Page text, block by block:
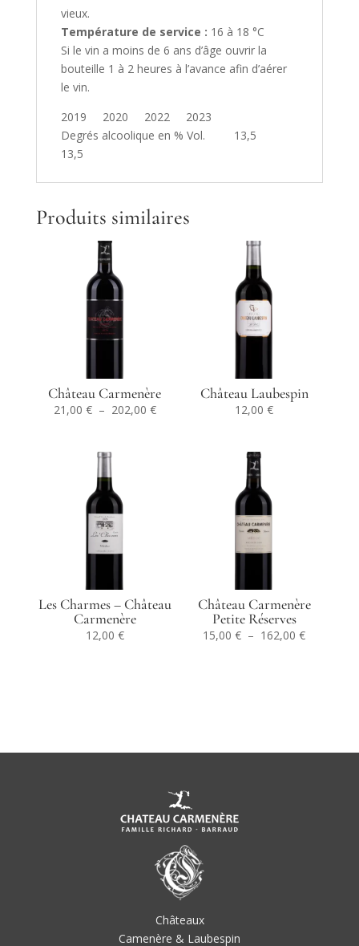
vieux.
Température de service : 16 à 18 °C
Si le vin a moins de 6 ans d’âge ouvrir la
bouteille 1 à 2 heures à l’avance afin d’aérer
le vin.
2019 2020 2022 2023
Degrés alcoolique en % Vol. 13,5
13,5
Produits similaires
Château Carmenère
21,00 € – 202,00 €Plage
Château Laubespin
12,00€
Les Charmes – Château
Carmenère
12,00 €
Château Carmenère
Petite Réserves
15,00€ – 162,00€Plage
Châteaux
Camenère & Laubespin